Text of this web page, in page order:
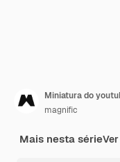
Miniatura do
magnific
Mais nesta série